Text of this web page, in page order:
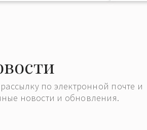
по электронной почте и
новости и обновления.